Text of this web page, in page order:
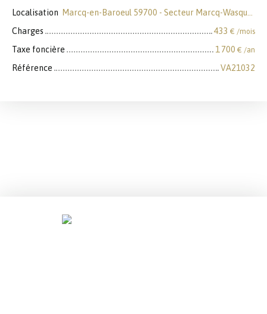
Localisation
Marcq-en-Baroeul 59700 - Secteur Marcq-Wasquehal-Mouvaux
Charges
433 € /mois
Taxe foncière 1 700 € /an
Référence VA21032